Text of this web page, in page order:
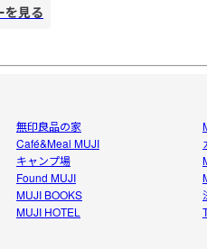
を見る
無印良品の家
Café&Meal MUJI
キャンプ場
Found MUJI
MUJI BOOKS
MUJI HOTEL